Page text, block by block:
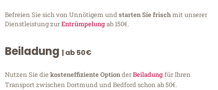
Befreien Sie sich von Unnötigem undstarten Sie frischmit unserer
Dienstleistung zurEntrümpelungab 150€.
Beiladung | ab 50€
Nutzen Sie diekosteneffiziente OptionderBeiladungfür Ihren
Transport zwischen Dortmund und Bedford schon ab 50€.